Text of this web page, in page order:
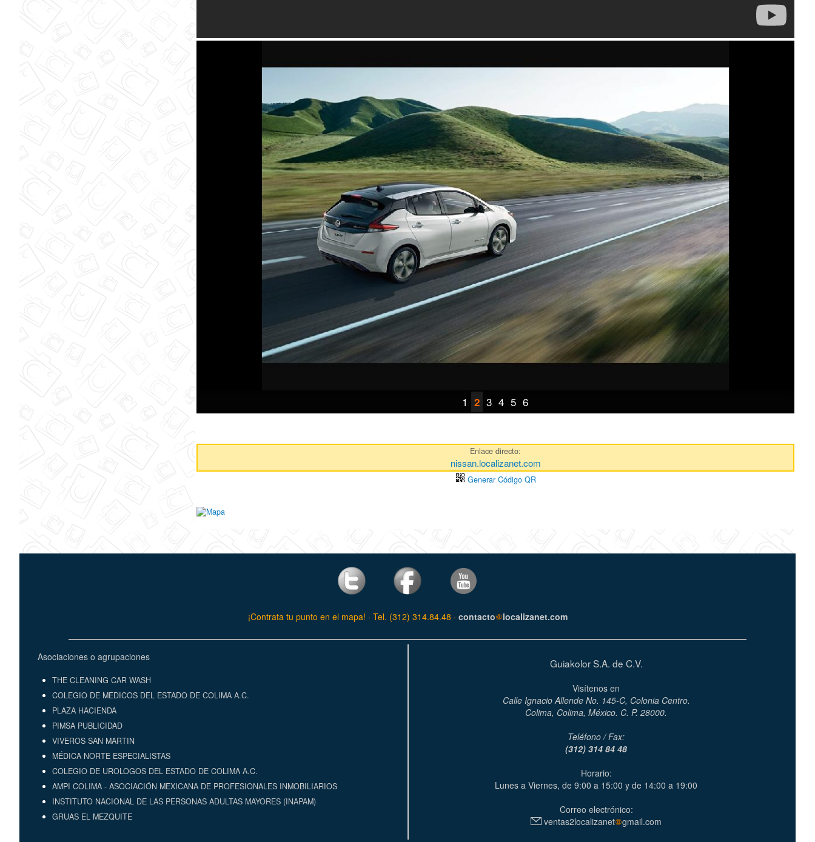
1 2 3 4 5 6
Enlace directo:
nissan.localizanet.com
Generar Código QR
¡Contrata tu punto en el mapa! · Tel. (312) 314.84.48 · contacto localizanet.com
Asociaciones o agrupaciones
THE CLEANING CAR WASH
COLEGIO DE MEDICOS DEL ESTADO DE COLIMA A.C.
PLAZA HACIENDA
PIMSA PUBLICIDAD
VIVEROS SAN MARTIN
MÉDICA NORTE ESPECIALISTAS
COLEGIO DE UROLOGOS DEL ESTADO DE COLIMA A.C.
AMPI COLIMA - ASOCIACIÓN MEXICANA DE PROFESIONALES INMOBILIARIOS
INSTITUTO NACIONAL DE LAS PERSONAS ADULTAS MAYORES (INAPAM)
GRUAS EL MEZQUITE
Guiakolor S.A. de C.V.
Visítenos en
Calle Ignacio Allende No. 145-C, Colonia Centro.
Colima, Colima, México. C. P. 28000.
Teléfono / Fax:
(312) 314 84 48
Horario:
Lunes a Viernes, de 9:00 a 15:00 y de 14:00 a 19:00
Correo electrónico:
ventas2localizanet gmail.com